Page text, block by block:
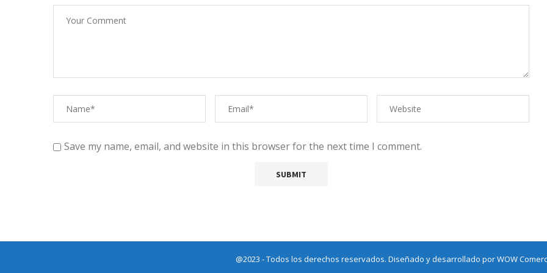
Save my name, email, and website in this browser for the next time I comment.
@2023 - Todos los derechos reservados. Diseñado y desarrollado porWOW